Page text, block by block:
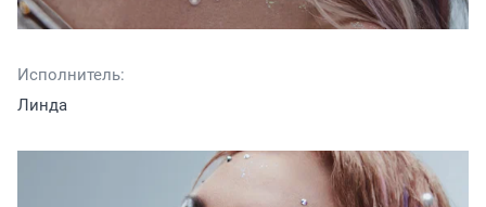
Исполнитель:
Линда